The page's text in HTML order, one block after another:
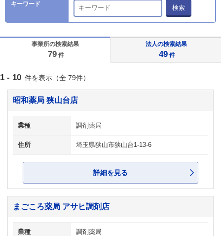
キーワード 検索
事業所の検索結果
79 件
法人の検索結果
49 件
1 - 10 件を表示（全 79件）
昭和薬局 狭山台店
業種 調剤薬局
住所 埼玉県狭山市狭山台1-13-6
詳細を見る
まごころ薬局 アサヒ調剤店
業種 調剤薬局